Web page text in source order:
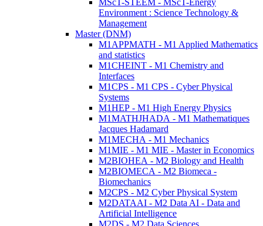
MScT-STEEM - MScT-Energy
Environment : Science Technology &
Management
Master (DNM)
M1APPMATH - M1 Applied Mathematics
and statistics
M1CHEINT - M1 Chemistry and
Interfaces
M1CPS - M1 CPS - Cyber Physical
Systems
M1HEP - M1 High Energy Physics
M1MATHJHADA - M1 Mathematiques
Jacques Hadamard
M1MECHA - M1 Mechanics
M1MIE - M1 MIE - Master in Economics
M2BIOHEA - M2 Biology and Health
M2BIOMECA - M2 Biomeca -
Biomechanics
M2CPS - M2 Cyber Physical System
M2DATAAI - M2 Data AI - Data and
Artificial Intelligence
M2DS - M2 Data Sciences